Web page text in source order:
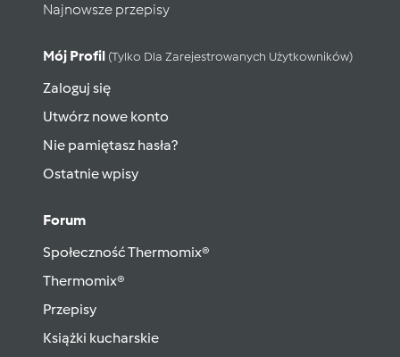
Najnowsze przepisy
Mój Profil (tylko Dla Zarejestrowanych Użytkowników)
Zaloguj się
Utwórz nowe konto
Nie pamiętasz hasła?
Ostatnie wpisy
Forum
Społeczność Thermomix®
Thermomix®
Przepisy
Książki kucharskie